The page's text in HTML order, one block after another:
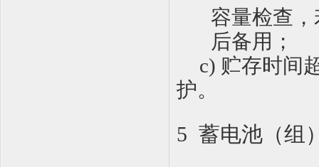
容量检查
后备用 ；
c) 贮存时间
护。
5 蓄电池（组